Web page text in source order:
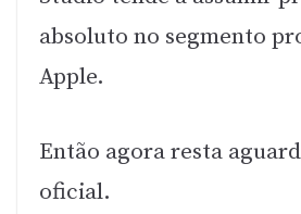
absoluto no segmento
Apple.
Então agora resta
oficial.